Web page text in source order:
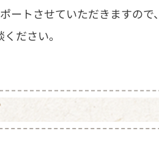
ートさせていただきますので、
ださい。